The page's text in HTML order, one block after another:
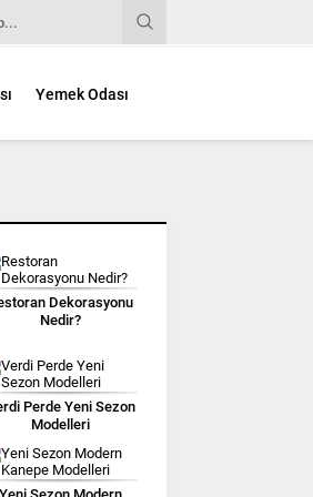
Yemek Odası
Dekorasyonu
Nedir?
Perde Yeni Sezon
Modelleri